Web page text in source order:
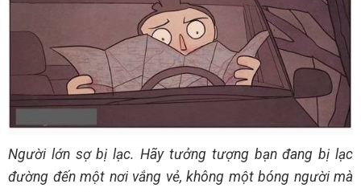
Người lớn sợ bị lạc. Hãy tưởng tượng bạn đang bị lạc
đường đến một nơi vắng vẻ, không một bóng người mà